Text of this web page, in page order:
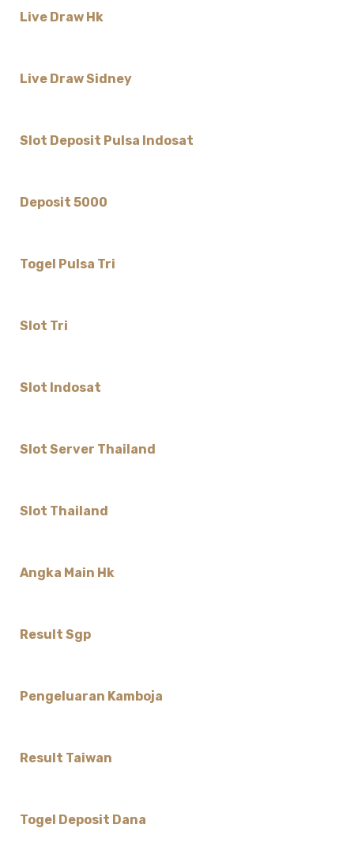
Live Draw Hk
Live Draw Sidney
Slot Deposit Pulsa Indosat
Deposit 5000
Togel Pulsa Tri
Slot Tri
Slot Indosat
Slot Server Thailand
Slot Thailand
Angka Main Hk
Result Sgp
Pengeluaran Kamboja
Result Taiwan
Togel Deposit Dana